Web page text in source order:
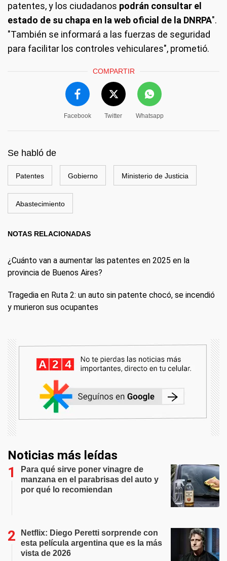
patentes, y los ciudadanos podrán consultar el
estado de su chapa en la web oficial de la DNRPA".
"También se informará a las fuerzas de seguridad
para facilitar los controles vehiculares", prometió.
COMPARTIR
Facebook Twitter Whatsapp
Se habló de
Patentes Gobierno Ministerio de Justicia
Abastecimiento
NOTAS RELACIONADAS
¿Cuánto van a aumentar las patentes en 2025 en la
provincia de Buenos Aires?
Tragedia en Ruta 2: un auto sin patente chocó, se incendió
y murieron sus ocupantes
Noticias más leídas
Para qué sirve poner vinagre de
manzana en el parabrisas del auto y
por qué lo recomiendan
Netflix: Diego Peretti sorprende con
esta película argentina que es la más
vista de 2026